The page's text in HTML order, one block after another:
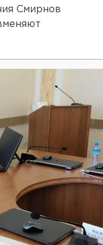
Смирнов